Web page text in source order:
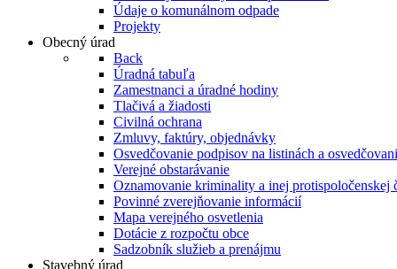
Údaje o komunálnom odpade
Projekty
Obecný úrad
Back
Úradná tabuľa
Zamestnanci a úradné hodiny
Tlačivá a žiadosti
Civilná ochrana
Zmluvy, faktúry, objednávky
Osvedčovanie podpisov na listinách a
Verejné obstarávanie
Oznamovanie kriminality a inej protispoločenskej
Povinné zverejňovanie informácií
Mapa verejného osvetlenia
Dotácie z rozpočtu obce
Sadzobník služieb a prenájmu
Stavebný úrad